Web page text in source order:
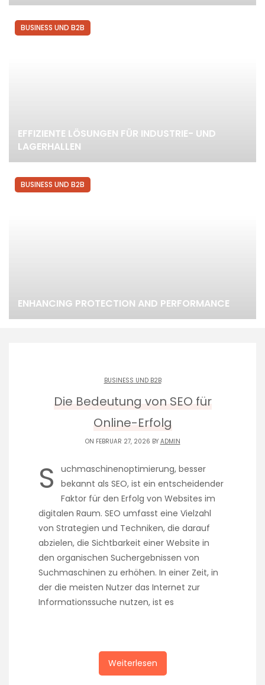
EFFIZIENTE LÖSUNGEN FÜR INDUSTRIE- UND
LAGERHALLEN
BUSINESS UND B2B
ENHANCING PROTECTION AND PERFORMANCE
BUSINESS UND B2B
BUSINESS UND B2B
Die Bedeutung von SEO für
Online-Erfolg
ON FEBRUAR 27, 2026 BY ADMIN
S
uchmaschinenoptimierung, besser
bekannt als SEO, ist ein entscheidender
Faktor für den Erfolg von Websites im
digitalen Raum. SEO umfasst eine Vielzahl
von Strategien und Techniken, die darauf
abzielen, die Sichtbarkeit einer Website in
den organischen Suchergebnissen von
Suchmaschinen zu erhöhen. In einer Zeit, in
der die meisten Nutzer das Internet zur
Informationssuche nutzen, ist es
Weiterlesen